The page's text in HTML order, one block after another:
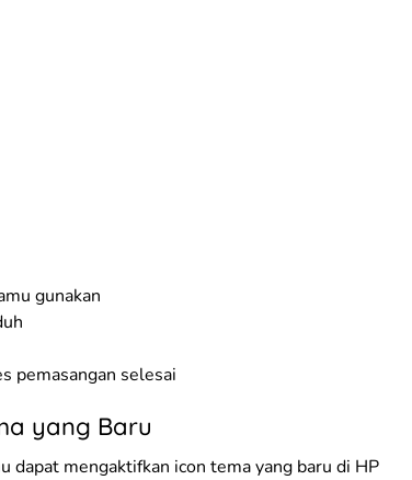
gunakan
pemasangan selesai
yang Baru
dapat mengaktifkan icon tema yang baru di HP